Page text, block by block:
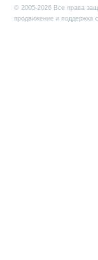
© 2005-2026 Все права
продвижение и поддержка